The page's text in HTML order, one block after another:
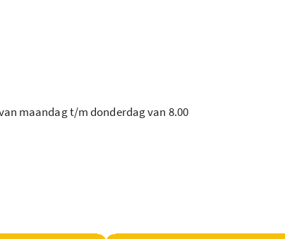
maandag t/m donderdag van 8.00